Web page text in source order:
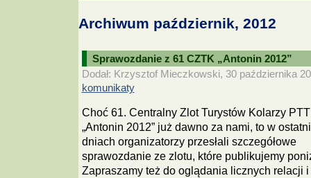
Archiwum październik, 2012
Sprawozdanie z 61 CZTK „Antonin 2012”
Dodał: Krzysztof Mieczkowski, 30 października
komunikaty
Choć 61. Centralny Zlot Turystów Kolarzy
„Antonin 2012” już dawno za nami, to w
dniach organizatorzy przesłali szczegółowe
sprawozdanie ze zlotu, które publikujemy
Zapraszamy też do oglądania licznych relacji i